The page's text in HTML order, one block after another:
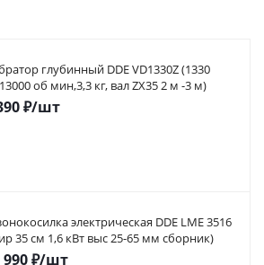
глубинный DDE VD1330Z (1330
об мин,3,3 кг, вал ZX35 2 м -3 м)
₽/шт
электрическая DDE LME 3516
35 см 1,6 кВт выс 25-65 мм сборник)
990₽/шт